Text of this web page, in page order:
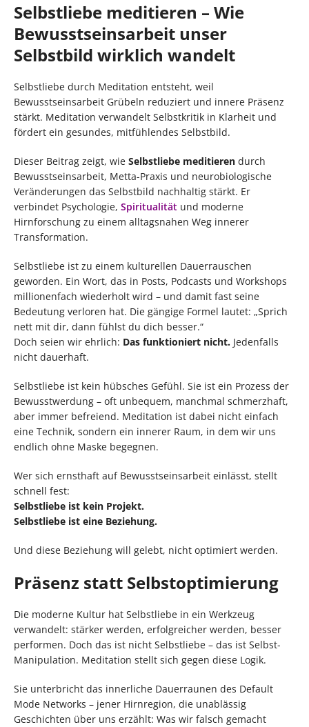
Selbstliebe meditieren – Wie
Bewusstseinsarbeit unser
Selbstbild wirklich wandelt
Selbstliebe durch Meditation entsteht, weil
Bewusstseinsarbeit Grübeln reduziert und innere Präsenz
stärkt. Meditation verwandelt Selbstkritik in Klarheit und
fördert ein gesundes, mitfühlendes Selbstbild.
Dieser Beitrag zeigt, wie Selbstliebe meditieren durch
Bewusstseinsarbeit, Metta-Praxis und neurobiologische
Veränderungen das Selbstbild nachhaltig stärkt. Er
verbindet Psychologie, Spiritualität und moderne
Hirnforschung zu einem alltagsnahen Weg innerer
Transformation.
Selbstliebe ist zu einem kulturellen Dauerrauschen
geworden. Ein Wort, das in Posts, Podcasts und Workshops
millionenfach wiederholt wird – und damit fast seine
Bedeutung verloren hat. Die gängige Formel lautet: „Sprich
nett mit dir, dann fühlst du dich besser.“
Doch seien wir ehrlich: Das funktioniert nicht. Jedenfalls
nicht dauerhaft.
Selbstliebe ist kein hübsches Gefühl. Sie ist ein Prozess der
Bewusstwerdung – oft unbequem, manchmal schmerzhaft,
aber immer befreiend. Meditation ist dabei nicht einfach
eine Technik, sondern ein innerer Raum, in dem wir uns
endlich ohne Maske begegnen.
Wer sich ernsthaft auf Bewusstseinsarbeit einlässt, stellt
schnell fest:
Selbstliebe ist kein Projekt.
Selbstliebe ist eine Beziehung.
Und diese Beziehung will gelebt, nicht optimiert werden.
Präsenz statt Selbstoptimierung
Die moderne Kultur hat Selbstliebe in ein Werkzeug
verwandelt: stärker werden, erfolgreicher werden, besser
performen. Doch das ist nicht Selbstliebe – das ist Selbst-
Manipulation. Meditation stellt sich gegen diese Logik.
Sie unterbricht das innerliche Dauerraunen des Default
Mode Networks – jener Hirnregion, die unablässig
Geschichten über uns erzählt: Was wir falsch gemacht